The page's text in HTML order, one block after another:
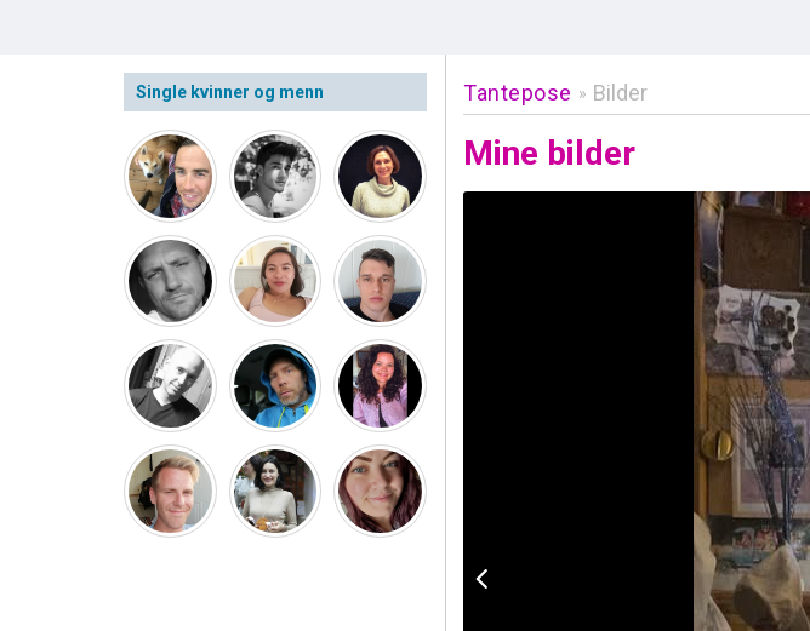
Single kvinner og menn Tantepose » Bilder
Mine bilder